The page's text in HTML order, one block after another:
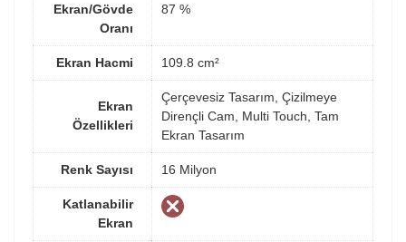
Ekran/Gövde
Oranı
87 %
Ekran Hacmi 109.8 cm²
Ekran
Özellikleri
Çerçevesiz Tasarım, Çizilmeye
Dirençli Cam, Multi Touch, Tam
Ekran Tasarım
Renk Sayısı 16 Milyon
Katlanabilir
Ekran